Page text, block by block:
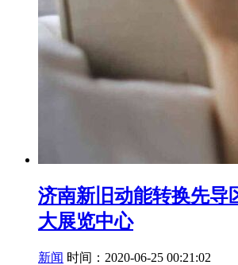
济南新旧动能转换先导
大展览中心
新闻 时间：2020-06-25 00:21:02